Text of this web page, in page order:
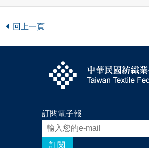
回上一頁
訂閱電子報
訂閱